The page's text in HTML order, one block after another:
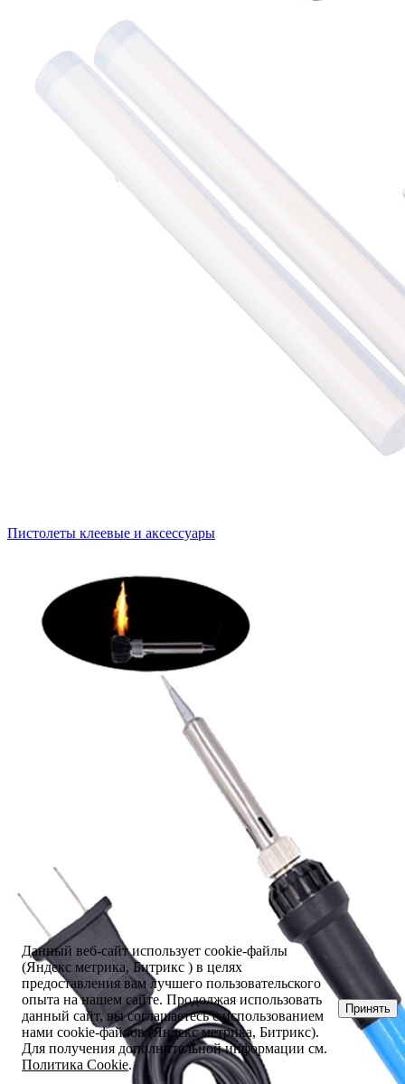
Пистолеты клеевые и аксессуары
Данный веб-сайт использует cookie-файлы
(Яндекс метрика, Битрикс ) в целях
предоставления вам лучшего пользовательского
опыта на нашем сайте. Продолжая использовать
данный сайт, вы соглашаетесь с использованием
нами cookie-файлов (Яндекс метрика, Битрикс).
Для получения дополнительной информации см.
Политика Cookie.
Принять